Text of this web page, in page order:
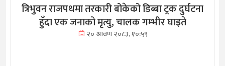
त्रिभुवन राजपथमा तरकारी बोकेको डिब्बा ट्रक दुर्घटना
हुँदा एक जनाको मृत्यु, चालक गम्भीर घाइते
२० श्रावण २०८३, १०:५९